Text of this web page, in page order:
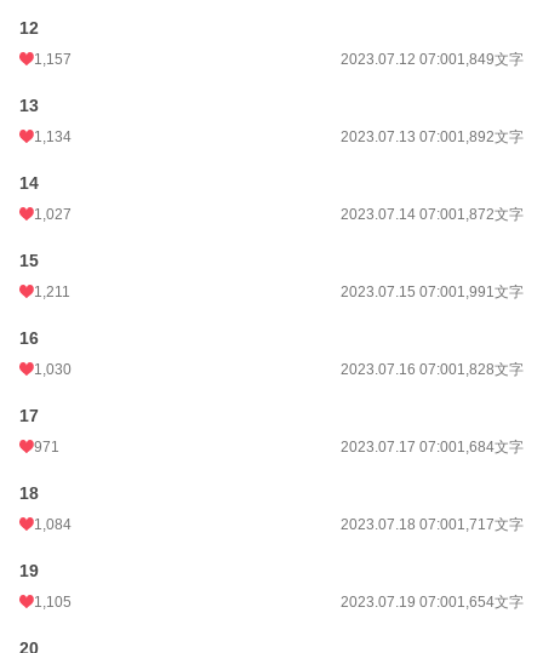
12
1,157 2023.07.12 07:001,849文字
13
1,134 2023.07.13 07:001,892文字
14
1,027 2023.07.14 07:001,872文字
15
1,211 2023.07.15 07:001,991文字
16
1,030 2023.07.16 07:001,828文字
17
971 2023.07.17 07:001,684文字
18
1,084 2023.07.18 07:001,717文字
19
1,105 2023.07.19 07:001,654文字
20